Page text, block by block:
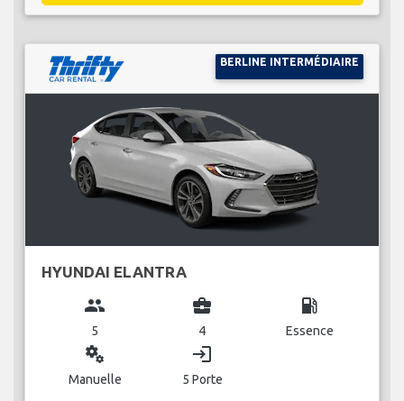
BERLINE INTERMÉDIAIRE
HYUNDAI ELANTRA
group
5
business_center
4
local_gas_station
Essence
miscellaneous_services
Manuelle
login
5 Porte